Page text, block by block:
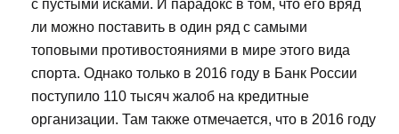
с пустыми исками. И парадокс в том, что его вряд
ли можно поставить в один ряд с самыми
топовыми противостояниями в мире этого вида
спорта. Однако только в 2016 году в Банк России
поступило 110 тысяч жалоб на кредитные
организации. Там также отмечается, что в 2016 году